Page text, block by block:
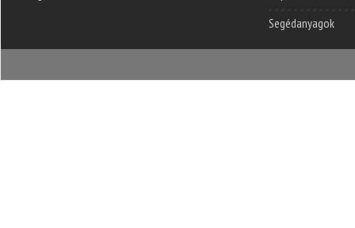
Segédanyagok